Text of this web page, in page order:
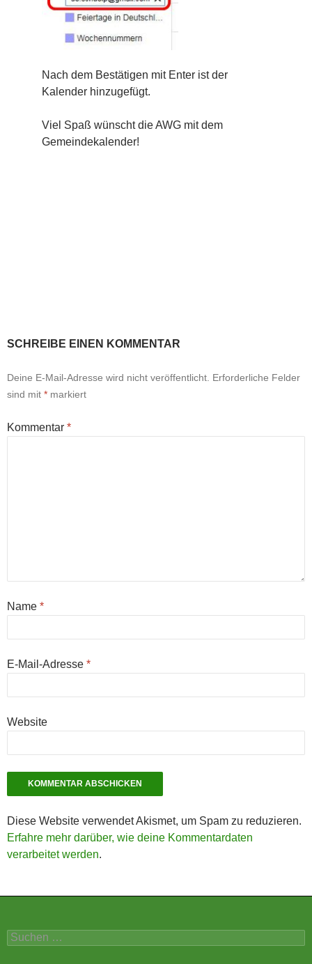
Nach dem Bestätigen mit Enter ist der
Kalender hinzugefügt.
Viel Spaß wünscht die AWG mit dem
Gemeindekalender!
SCHREIBE EINEN KOMMENTAR
Deine E-Mail-Adresse wird nicht veröffentlicht. Erforderliche Felder
sind mit * markiert
Kommentar *
Name *
E-Mail-Adresse *
Website
Diese Website verwendet Akismet, um Spam zu reduzieren.
Erfahre mehr darüber, wie deine Kommentardaten
verarbeitet werden.
Suchen
nach: